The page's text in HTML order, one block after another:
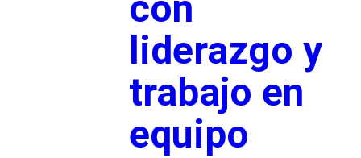
liderazgo y
trabajo en
equipo